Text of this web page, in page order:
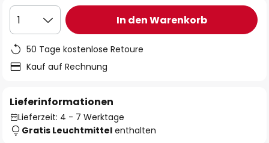
1 In den Warenkorb
50 Tage kostenlose Retoure
Kauf auf Rechnung
Lieferinformationen
Lieferzeit: 4 - 7 Werktage
Gratis Leuchtmittel enthalten